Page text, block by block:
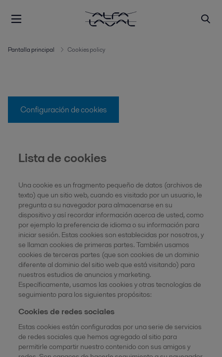
Pantalla principal Cookies policy
Configuración de cookies
Lista de cookies
Una cookie es un fragmento pequeño de datos (archivos de
texto) que un sitio web, cuando es visitado por un usuario, le
pregunta a su navegador para almacenarse en su
dispositivo y así recordar información acerca de usted, como
por ejemplo la preferencia de idioma o su información para
iniciar sesión. Estas cookies son establecidas por nosotros, y
se llaman cookies de primeras partes. También usamos
cookies de terceras partes (que son cookies de un dominio
diferente al dominio del sitio web que está visitando) para
nuestros estudios de anuncios y marketing.
Específicamente, usamos las cookies y otras tecnologías de
seguimiento para los siguientes propósitos:
Cookies de redes sociales
Estas cookies están configuradas por una serie de servicios
de redes sociales que hemos agregado al sitio para
permitirle compartir nuestro contenido con sus amigos y